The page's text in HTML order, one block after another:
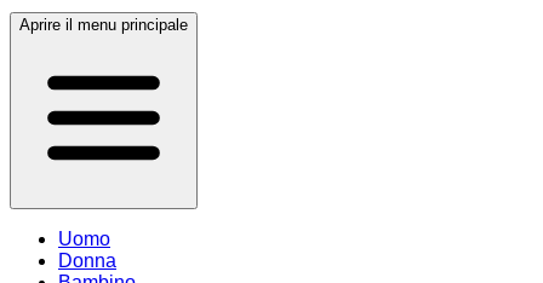
Aprire il menu principale
Uomo
Donna